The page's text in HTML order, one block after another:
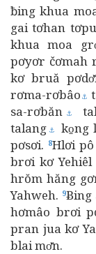
ƀing khua
gai tơhan
khua moa
pơyơr čơmah
kơ bruă
rơma-rơbâo ⚓
sa-rơbăn ⚓
talang ⚓ ko̱ng
pơsơi. 8Hlơi
brơi kơ
hrŏm hăng
Yahweh. 9Ƀing
hơmâo brơi
pran jua kơ
blai mơ̆n.